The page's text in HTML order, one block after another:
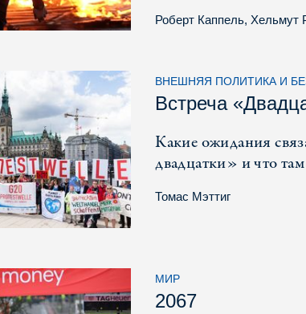
Роберт Каппель, Хельмут
ВНЕШНЯЯ ПОЛИТИКА И
Встреча
Какие ожидания
двадцатки» и что
Томас Мэттиг
МИР
2067